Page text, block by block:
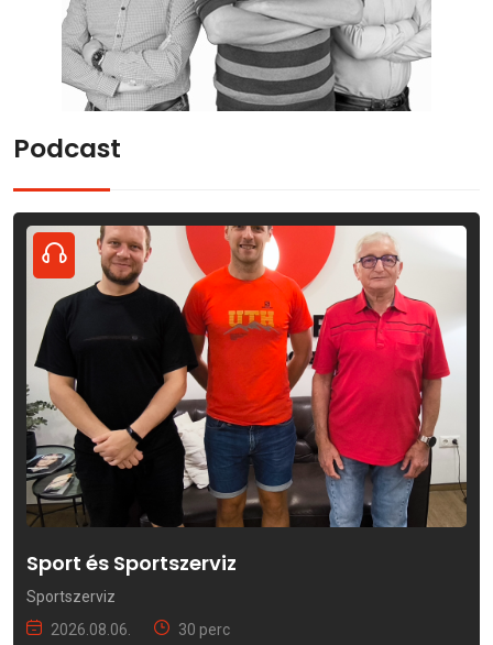
Podcast
Sport és Sportszerviz
Sportszerviz
2026.08.06.
30 perc